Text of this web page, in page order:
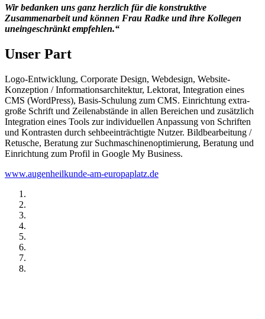
Wir bedanken uns ganz herzlich für die konstruktive
Zusammenarbeit und können Frau Radke und ihre Kollegen
uneingeschränkt empfehlen.“
Unser Part
Logo-Entwicklung, Corporate Design, Webdesign, Website-
Konzeption / Informationsarchitektur, Lektorat, Integration eines
CMS (WordPress), Basis-Schulung zum CMS. Einrichtung extra-
große Schrift und Zeilenabstände in allen Bereichen und zusätzlich
Integration eines Tools zur individuellen Anpassung von Schriften
und Kontrasten durch sehbeeinträchtigte Nutzer. Bildbearbeitung /
Retusche, Beratung zur Suchmaschinenoptimierung, Beratung und
Einrichtung zum Profil in Google My Business.
www.augenheilkunde-am-europaplatz.de